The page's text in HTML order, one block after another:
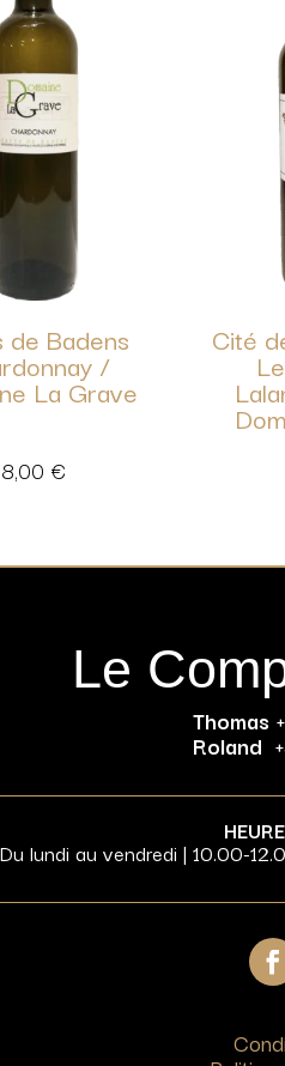
de Badens
/
La Grave
8,00 €
Cité
Le
Thomas
Roland
Du lundi au vendredi | 10.00-